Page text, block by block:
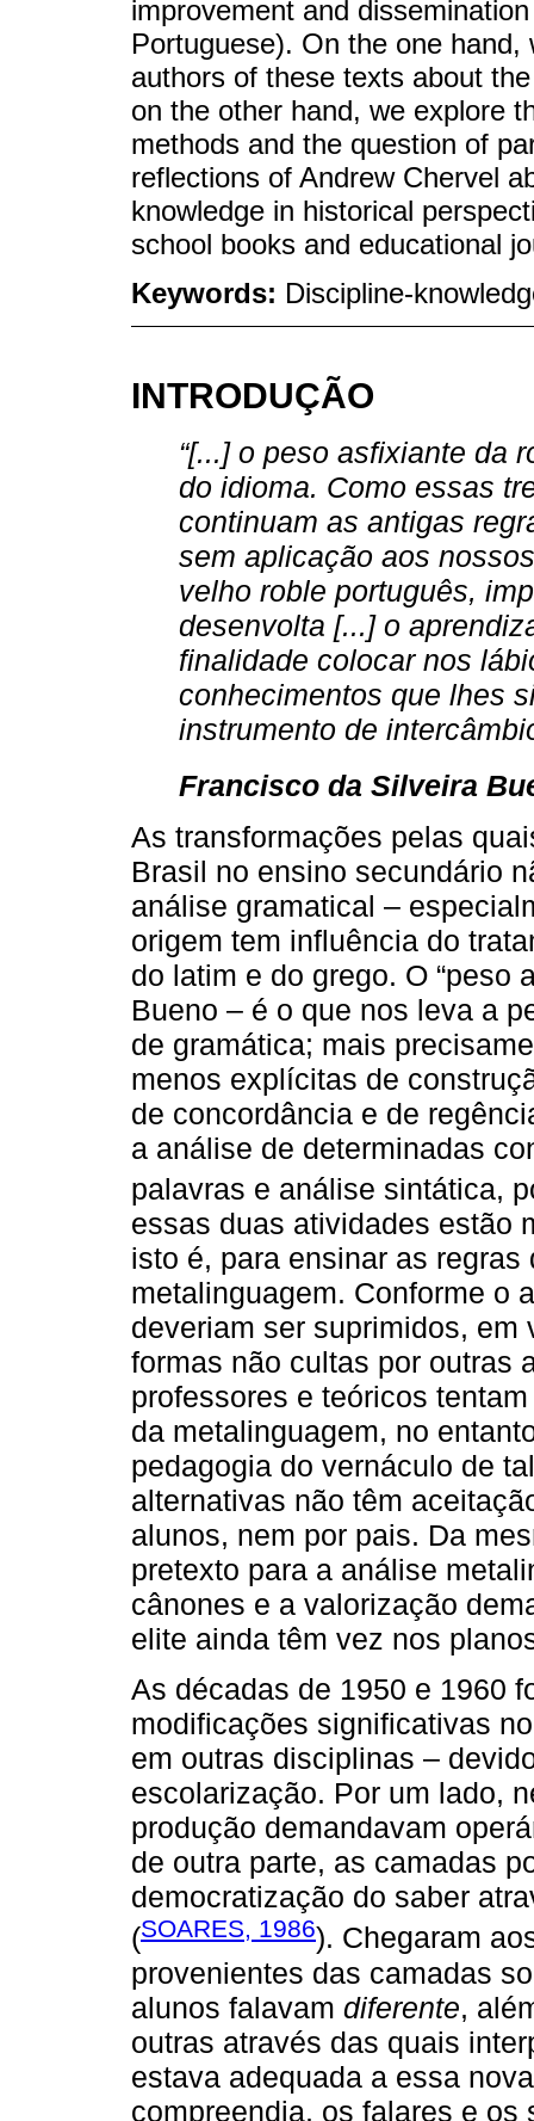
improvement and
Portuguese). On the one
authors of these texts about
on the other hand, we explore
methods and the question of
reflections of Andrew Chervel
knowledge in historical
school books and educational
Keywords: Discipline-
INTRODUÇÃO
“[...] o peso asfixiante da
do idioma. Como essas
continuam as antigas
sem aplicação aos
velho roble português,
desenvolta [...] o
finalidade colocar nos
conhecimentos que lhes
instrumento de
Francisco da Silveira
As transformações pelas
Brasil no ensino secundário
análise gramatical –
origem tem influência do
do latim e do grego. O “peso
Bueno – é o que nos leva a
de gramática; mais
menos explícitas de
de concordância e de
a análise de determinadas
palavras e análise sintática,
essas duas atividades estão
isto é, para ensinar as
metalinguagem. Conforme o
deveriam ser suprimidos,
formas não cultas por outras
professores e teóricos
da metalinguagem, no
pedagogia do vernáculo de
alternativas não têm
alunos, nem por pais. Da
pretexto para a análise
cânones e a valorização
elite ainda têm vez nos
As décadas de 1950 e 1960
modificações significativas
em outras disciplinas –
escolarização. Por um lado,
produção demandavam
de outra parte, as camadas
democratização do saber
(SOARES, 1986). Chegaram
provenientes das camadas
alunos falavam diferente,
outras através das quais
estava adequada a essa
compreendia, os falares e